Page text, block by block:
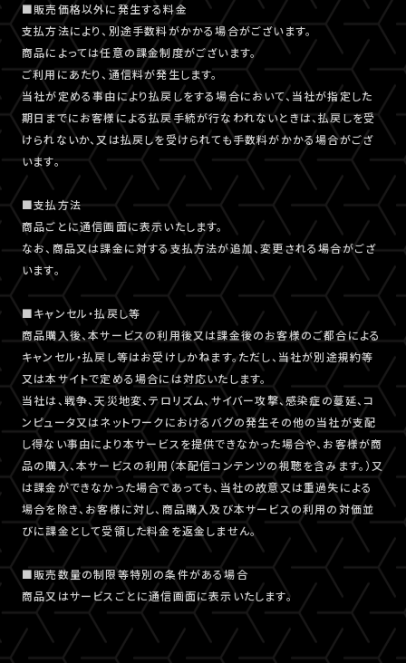
■販売価格以外に発生する料金
支払方法により、別途手数料がかかる場合がございます。
商品によっては任意の課金制度がございます。
ご利用にあたり、通信料が発生します。
当社が定める事由により払戻しをする場合において、当社が指定した
期日までにお客様による払戻手続が行なわれないときは、払戻しを受
けられないか、又は払戻しを受けられても手数料がかかる場合がござ
います。
■支払方法
商品ごとに通信画面に表示いたします。
なお、商品又は課金に対する支払方法が追加、変更される場合がござ
います。
■キャンセル・払戻し等
商品購入後、本サービスの利用後又は課金後のお客様のご都合による
キャンセル・払戻し等はお受けしかねます。ただし、当社が別途規約等
又は本サイトで定める場合には対応いたします。
当社は、戦争、天災地変、テロリズム、サイバー攻撃、感染症の蔓延、コ
ンピュータ又はネットワークにおけるバグの発生その他の当社が支配
し得ない事由により本サービスを提供できなかった場合や、お客様が商
品の購入、本サービスの利用（本配信コンテンツの視聴を含みます。）又
は課金ができなかった場合であっても、当社の故意又は重過失による
場合を除き、お客様に対し、商品購入及び本サービスの利用の対価並
びに課金として受領した料金を返金しません。
■販売数量の制限等特別の条件がある場合
商品又はサービスごとに通信画面に表示いたします。